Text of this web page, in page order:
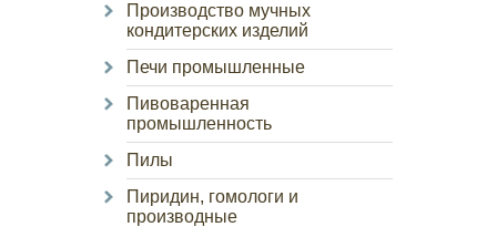
Производство мучных
кондитерских изделий
Печи промышленные
Пивоваренная
промышленность
Пилы
Пиридин, гомологи и
производные